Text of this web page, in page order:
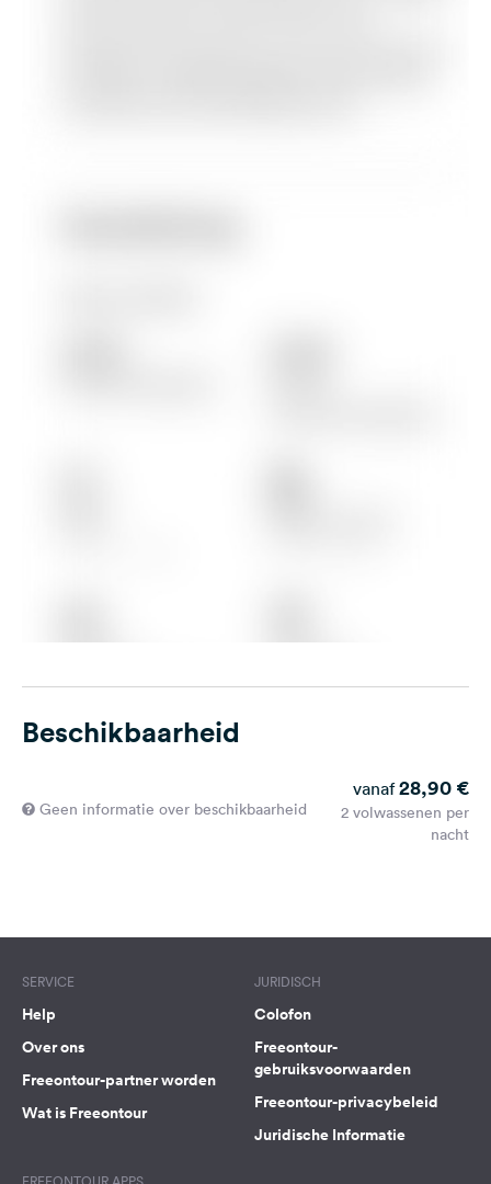
Beschikbaarheid
Geen informatie over beschikbaarheid
vanaf 28,90 €
2 volwassenen per
nacht
SERVICE
Help
Over ons
Freeontour-partner worden
Wat is Freeontour
JURIDISCH
Colofon
Freeontour-
gebruiksvoorwaarden
Freeontour-privacybeleid
Juridische Informatie